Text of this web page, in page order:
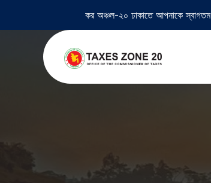
কর অঞ্চল-২০ ঢাকাতে আপনাকে স্বাগতম